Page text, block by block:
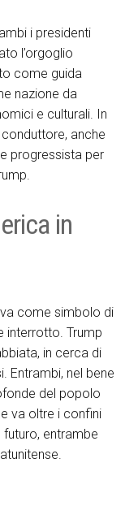
i presidenti
l’orgoglio
come guida
nazione da
e culturali. In
anche
progressista per
in
come simbolo di
interrotto. Trump
in cerca di
Entrambi, nel bene
del popolo
va oltre i confini
entrambe